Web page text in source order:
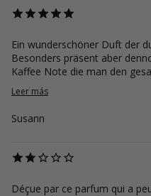
Ein wunderschöner Duft der
Besonders präsent aber
Kaffee Note die man den
Leer más
Susann
Déçue par ce parfum qui a